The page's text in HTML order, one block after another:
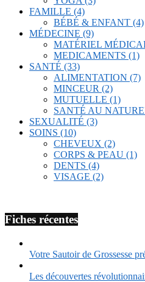
FAMILLE (4)
BÉBÉ & ENFANT (4)
MÉDECINE (9)
MATÉRIEL
MEDICAMENTS (1)
SANTÉ (33)
ALIMENTATION (7)
MINCEUR (2)
MUTUELLE (1)
SANTÉ AU
SEXUALITÉ (3)
SOINS (10)
CHEVEUX (2)
CORPS & PEAU (1)
DENTS (4)
VISAGE (2)
Fiches récentes
Votre Sautoir de Grossesse
Les découvertes